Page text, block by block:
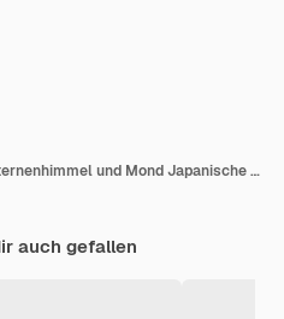
Fuji-Berg bei Nacht mit Sternenhimmel und Mond Japanische Landschaftsvektorillustration mit Kirschblütenbäumen bei Sonnenaufgang
auch gefallen